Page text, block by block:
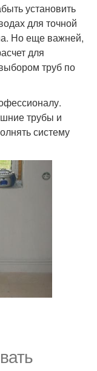
установить
для точной
Но еще важней,
для
труб по
трубы и
систему